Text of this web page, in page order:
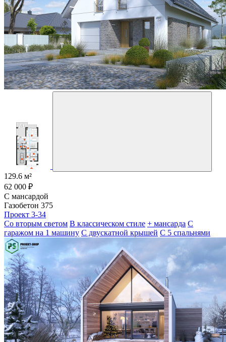
129.6 м²
62 000 ₽
С мансардой
Газобетон 375
Проект 3-34
Со вторым светом В классическом стиле + мансарда С
гаражом на 1 машину С двускатной крышей С 5 спальнями